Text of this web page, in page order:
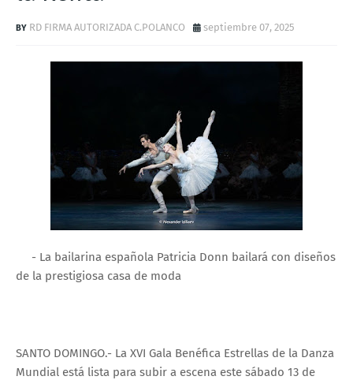
RD FIRMA AUTORIZADA C.POLANCO septiembre 07, 2025
- La bailarina española Patricia Donn bailará con diseños
de la prestigiosa casa de moda
SANTO DOMINGO.- La XVI Gala Benéfica Estrellas de la Danza
Mundial está lista para subir a escena este sábado 13 de